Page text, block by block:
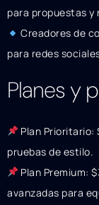
para propuestas y
Creadores de
para redes
Planes y
Plan Prioritario:
pruebas de estilo.
Plan Premium:
avanzadas para